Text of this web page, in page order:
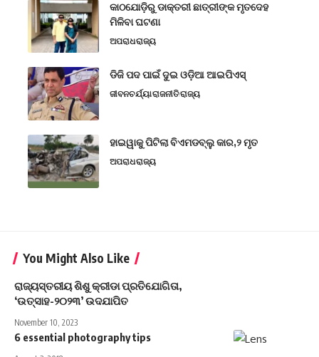
କାଠଯୋଡ଼ିରୁ ଡାକ୍ତରୀ ଛାତ୍ରୀଙ୍କ ମୃତଦେହ
ମିଳିବା ଘଟଣା
ଅପରାଧରାଜ୍ୟ
ଡିଜି ପଦ ପାଇଁ ଦୁଇ ଓଡ଼ିଆ ଆଇପିଏସ୍
ଜୀବନଚର୍ଯ୍ୟାରାଜନୀତିରାଜ୍ୟ
ହାଇୱାକୁ ପିଟିଲା ବିଏମଡବ୍ଲୁ କାର,୨ ମୃତ
ଅପରାଧରାଜ୍ୟ
You Might Also Like
ରାଜ୍ୟସ୍ତରୀୟ ଶିଶୁ କ୍ରୀଡା ପ୍ରତିଯୋଗିତା,
‘ଉତ୍ସାହ-୨୦୨୩’ ଉଦଯାପିତ
November 10, 2023
6 essential photography tips